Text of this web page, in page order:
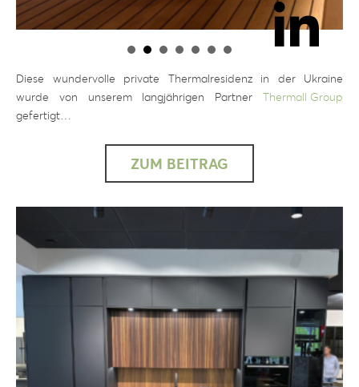
Diese wundervolle private Thermalresidenz in der Ukraine
wurde von unserem langjährigen Partner Thermall Group
gefertigt…
ZUM BEITRAG